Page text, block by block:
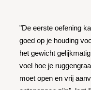
"De eerste oefening
goed op je houding
het gewicht
voel hoe je
moet open en vrij